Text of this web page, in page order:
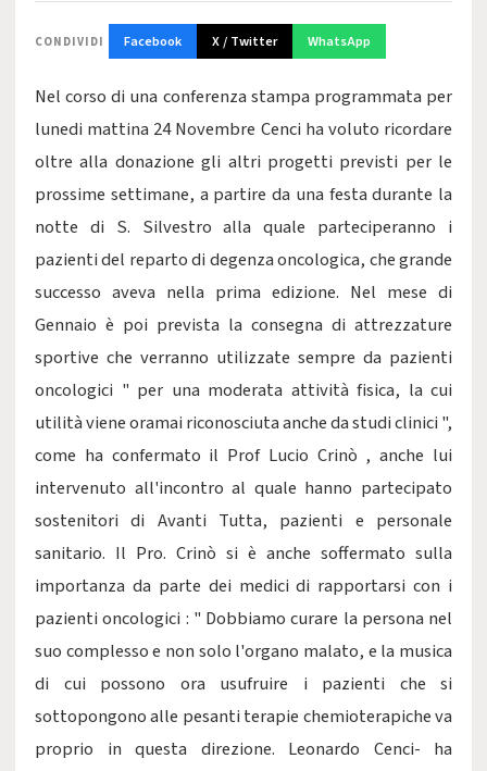
CONDIVIDI Facebook X / Twitter WhatsApp
Nel corso di una conferenza stampa programmata per
lunedi mattina 24 Novembre Cenci ha voluto ricordare
oltre alla donazione gli altri progetti previsti per le
prossime settimane, a partire da una festa durante la
notte di S. Silvestro alla quale parteciperanno i
pazienti del reparto di degenza oncologica, che grande
successo aveva nella prima edizione. Nel mese di
Gennaio è poi prevista la consegna di attrezzature
sportive che verranno utilizzate sempre da pazienti
oncologici " per una moderata attività fisica, la cui
utilità viene oramai riconosciuta anche da studi clinici ",
come ha confermato il Prof Lucio Crinò , anche lui
intervenuto all'incontro al quale hanno partecipato
sostenitori di Avanti Tutta, pazienti e personale
sanitario. Il Pro. Crinò si è anche soffermato sulla
importanza da parte dei medici di rapportarsi con i
pazienti oncologici : " Dobbiamo curare la persona nel
suo complesso e non solo l'organo malato, e la musica
di cui possono ora usufruire i pazienti che si
sottopongono alle pesanti terapie chemioterapiche va
proprio in questa direzione. Leonardo Cenci- ha